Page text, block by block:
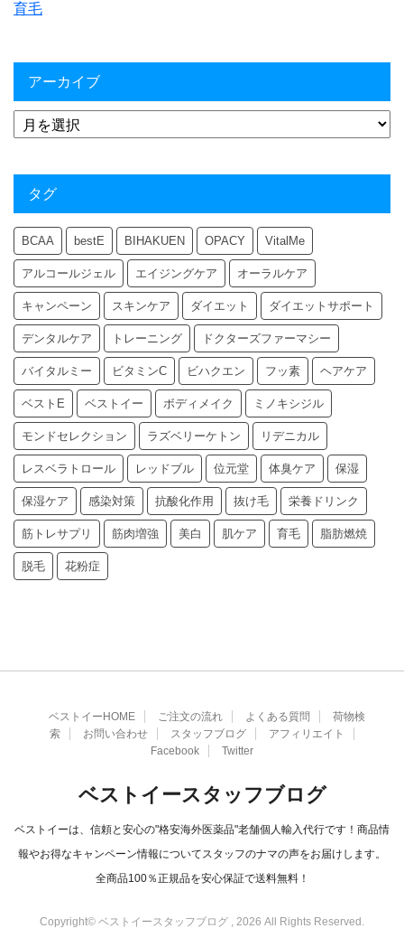
育毛
アーカイブ
タグ
BCAA bestE BIHAKUEN OPACY VitalMe
アルコールジェル エイジングケア オーラルケア
キャンペーン スキンケア ダイエット ダイエットサポート
デンタルケア トレーニング ドクターズファーマシー
バイタルミー ビタミンC ビハクエン フッ素 ヘアケア
ベストE ベストイー ボディメイク ミノキシジル
モンドセレクション ラズベリーケトン リデニカル
レスベラトロール レッドブル 位元堂 体臭ケア 保湿
保湿ケア 感染対策 抗酸化作用 抜け毛 栄養ドリンク
筋トレサプリ 筋肉増強 美白 肌ケア 育毛 脂肪燃焼
脱毛 花粉症
ベストイーHOME ご注文の流れ よくある質問
荷物検
索
お問い合わせ スタッフブログ
アフィリエイト
Facebook
Twitter
ベストイースタッフブログ
ベストイーは、信頼と安心の"格安海外医薬品"老舗個人輸入代行です！商品情
報やお得なキャンペーン情報についてスタッフのナマの声をお届けします。
全商品100％正規品を安心保証で送料無料！
Copyright© ベストイースタッフブログ , 2026 All Rights Reserved.